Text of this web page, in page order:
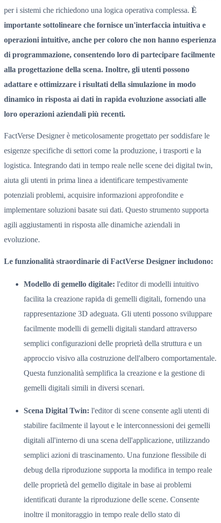
per i sistemi che richiedono una logica operativa complessa. È
importante sottolineare che fornisce un'interfaccia intuitiva e
operazioni intuitive, anche per coloro che non hanno esperienza
di programmazione, consentendo loro di partecipare facilmente
alla progettazione della scena. Inoltre, gli utenti possono
adattare e ottimizzare i risultati della simulazione in modo
dinamico in risposta ai dati in rapida evoluzione associati alle
loro operazioni aziendali più recenti.
FactVerse Designer è meticolosamente progettato per soddisfare le
esigenze specifiche di settori come la produzione, i trasporti e la
logistica. Integrando dati in tempo reale nelle scene dei digital twin,
aiuta gli utenti in prima linea a identificare tempestivamente
potenziali problemi, acquisire informazioni approfondite e
implementare soluzioni basate sui dati. Questo strumento supporta
agili aggiustamenti in risposta alle dinamiche aziendali in
evoluzione.
Le funzionalità straordinarie di FactVerse Designer includono:
Modello di gemello digitale: l'editor di modelli intuitivo
facilita la creazione rapida di gemelli digitali, fornendo una
rappresentazione 3D adeguata. Gli utenti possono sviluppare
facilmente modelli di gemelli digitali standard attraverso
semplici configurazioni delle proprietà della struttura e un
approccio visivo alla costruzione dell'albero comportamentale.
Questa funzionalità semplifica la creazione e la gestione di
gemelli digitali simili in diversi scenari.
Scena Digital Twin: l'editor di scene consente agli utenti di
stabilire facilmente il layout e le interconnessioni dei gemelli
digitali all'interno di una scena dell'applicazione, utilizzando
semplici azioni di trascinamento. Una funzione flessibile di
debug della riproduzione supporta la modifica in tempo reale
delle proprietà del gemello digitale in base ai problemi
identificati durante la riproduzione delle scene. Consente
inoltre il monitoraggio in tempo reale dello stato di